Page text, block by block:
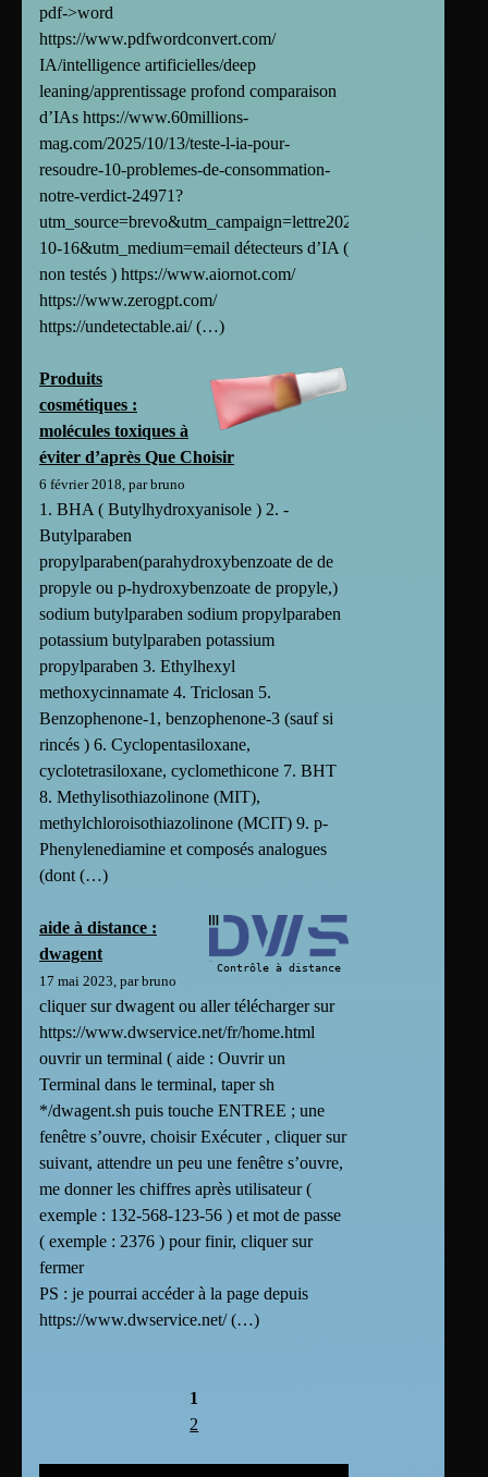
pdf->word
https://www.pdfwordconvert.com/
IA/intelligence artificielles/deep
leaning/apprentissage profond comparaison
d’IAs https://www.60millions-
mag.com/2025/10/13/teste-l-ia-pour-
resoudre-10-problemes-de-consommation-
notre-verdict-24971?
utm_source=brevo&utm_campaign=lettre2025-
10-16&utm_medium=email détecteurs d’IA (
non testés ) https://www.aiornot.com/
https://www.zerogpt.com/
https://undetectable.ai/ (…)
Produits
cosmétiques :
molécules toxiques à
éviter d’après Que Choisir
6 février 2018, par bruno
1. BHA ( Butylhydroxyanisole ) 2. -
Butylparaben
propylparaben(parahydroxybenzoate de de
propyle ou p-hydroxybenzoate de propyle,)
sodium butylparaben sodium propylparaben
potassium butylparaben potassium
propylparaben 3. Ethylhexyl
methoxycinnamate 4. Triclosan 5.
Benzophenone-1, benzophenone-3 (sauf si
rincés ) 6. Cyclopentasiloxane,
cyclotetrasiloxane, cyclomethicone 7. BHT
8. Methylisothiazolinone (MIT),
methylchloroisothiazolinone (MCIT) 9. p-
Phenylenediamine et composés analogues
(dont (…)
aide à distance :
dwagent
17 mai 2023, par bruno
cliquer sur dwagent ou aller télécharger sur
https://www.dwservice.net/fr/home.html
ouvrir un terminal ( aide : Ouvrir un
Terminal dans le terminal, taper sh
*/dwagent.sh puis touche ENTREE ; une
fenêtre s’ouvre, choisir Exécuter , cliquer sur
suivant, attendre un peu une fenêtre s’ouvre,
me donner les chiffres après utilisateur (
exemple : 132-568-123-56 ) et mot de passe
( exemple : 2376 ) pour finir, cliquer sur
fermer
PS : je pourrai accéder à la page depuis
https://www.dwservice.net/ (…)
1
2